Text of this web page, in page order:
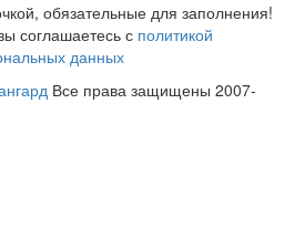
обязательные для заполнения!
соглашаетесь с политикой
данных
Все права защищены 2007-